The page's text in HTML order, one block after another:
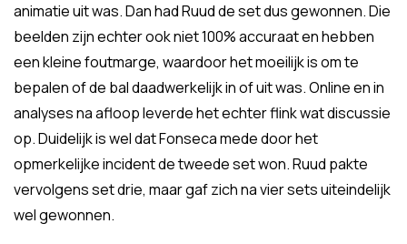
animatie uit was. Dan had Ruud de set dus gewonnen. Die
beelden zijn echter ook niet 100% accuraat en hebben
een kleine foutmarge, waardoor het moeilijk is om te
bepalen of de bal daadwerkelijk in of uit was. Online en in
analyses na afloop leverde het echter flink wat discussie
op. Duidelijk is wel dat Fonseca mede door het
opmerkelijke incident de tweede set won. Ruud pakte
vervolgens set drie, maar gaf zich na vier sets uiteindelijk
wel gewonnen.